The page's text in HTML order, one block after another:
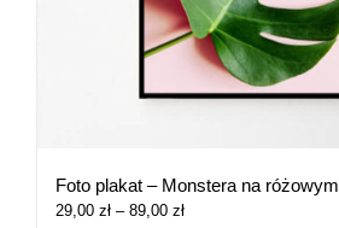
Foto plakat – Monstera na różowym
29,00 zł – 89,00 złZakres